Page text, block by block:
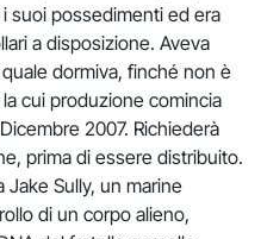
suoi possedimenti ed era
a disposizione. Aveva
dormiva, finché non è
la cui produzione comincia
2007. Richiederà
prima di essere distribuito.
Sully, un marine
di un corpo alieno,